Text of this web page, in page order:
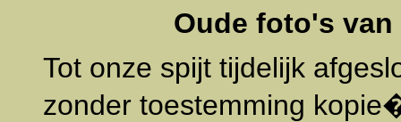
Oude foto's
Tot onze spijt tijdelijk
zonder toestemming